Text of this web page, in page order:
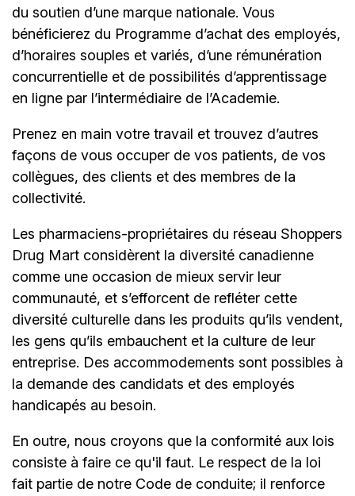
du soutien d’une marque nationale. Vous
bénéficierez du Programme d’achat des employés,
d’horaires souples et variés, d’une rémunération
concurrentielle et de possibilités d’apprentissage
en ligne par l’intermédiaire de l’Academie.
Prenez en main votre travail et trouvez d’autres
façons de vous occuper de vos patients, de vos
collègues, des clients et des membres de la
collectivité.
Les pharmaciens-propriétaires du réseau Shoppers
Drug Mart considèrent la diversité canadienne
comme une occasion de mieux servir leur
communauté, et s’efforcent de refléter cette
diversité culturelle dans les produits qu’ils vendent,
les gens qu’ils embauchent et la culture de leur
entreprise. Des accommodements sont possibles à
la demande des candidats et des employés
handicapés au besoin.
En outre, nous croyons que la conformité aux lois
consiste à faire ce qu'il faut. Le respect de la loi
fait partie de notre Code de conduite; il renforce